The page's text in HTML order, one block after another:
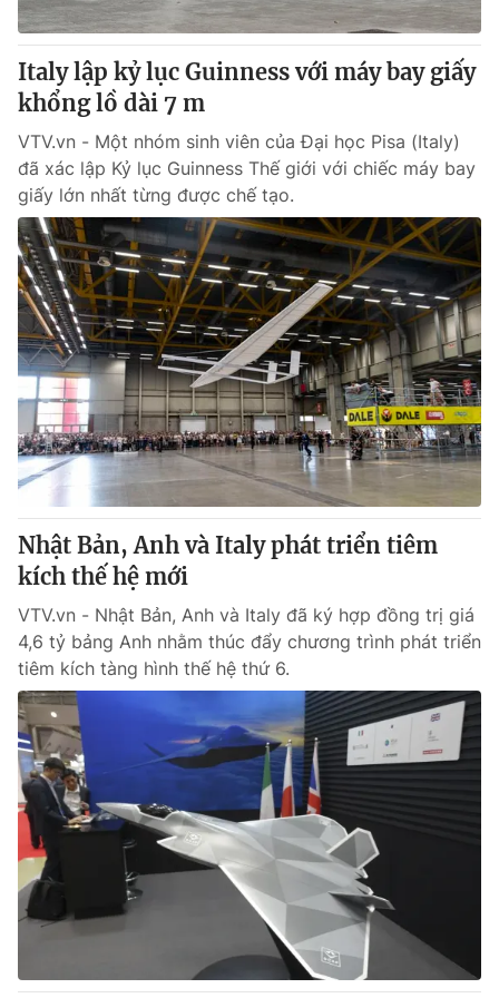
® Cấm sao chép dưới mọi hình thức nếu không có sự chấp
thuận bằng văn bản. Ghi rõ nguồn VTV.vn khi phát hành lại
thông tin từ website này.
Italy lập kỷ lục Guinness với máy bay giấy
khổng lồ dài 7 m
VTV.vn - Một nhóm sinh viên của Đại học Pisa (Italy)
đã xác lập Kỷ lục Guinness Thế giới với chiếc máy bay
giấy lớn nhất từng được chế tạo.
Nhật Bản, Anh và Italy phát triển tiêm
kích thế hệ mới
VTV.vn - Nhật Bản, Anh và Italy đã ký hợp đồng trị giá
4,6 tỷ bảng Anh nhằm thúc đẩy chương trình phát triển
tiêm kích tàng hình thế hệ thứ 6.